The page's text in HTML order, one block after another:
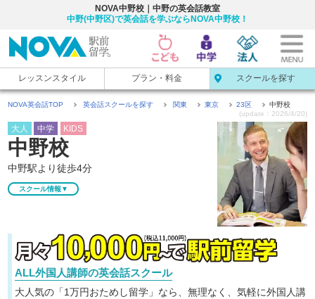
NOVA中野校｜中野の英会話教室
中野(中野区)で英会話を学ぶならNOVA中野校！
レッスンスタイル プラン・料金 スクールを探す
NOVA英会話TOP 英会話スクールを探す 関東 東京 23区
中野校
(update：2026/4/20)
中野校
中野駅より徒歩4分
大人 中学 KIDS
スクール情報▼
ALL外国人講師の英会話スクール
大人気の「1万円おためし留学」なら、無理なく、気軽に外国人講